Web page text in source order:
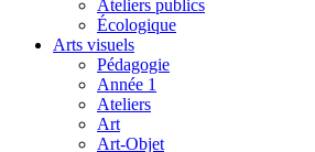
Ateliers publics
Écologique
Arts visuels
Pédagogie
Année 1
Ateliers
Art
Art-Objet